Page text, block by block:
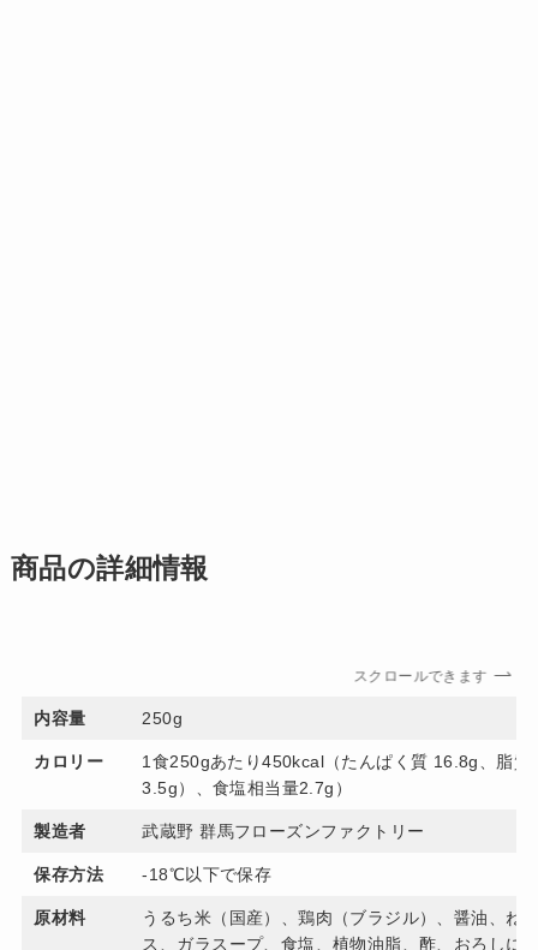
商品の詳細情報
スクロールできます
内容量 250g
カロリー
1食250gあたり450kcal（たんぱく質 16.8g、脂
3.5g）、食塩相当量2.7g）
製造者 武蔵野 群馬フローズンファクトリー
保存方法 -18℃以下で保存
原材料
うるち米（国産）、鶏肉（ブラジル）、醤油、ね
ス、ガラスープ、食塩、植物油脂、酢、おろしに